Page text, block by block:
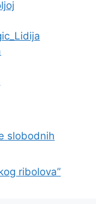
slobodnih
ribolova”